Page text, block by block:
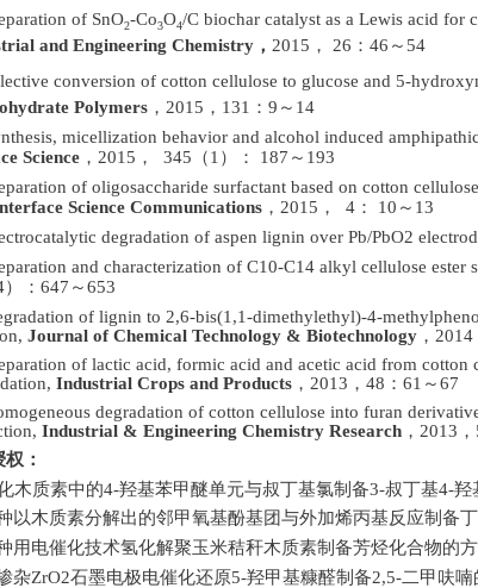
of SnO2-Co3O4/C biochar catalyst as a Lewis acid
and Engineering Chemistry ， 2015 ， 26 ： 46 ～ 54
conversion of cotton cellulose to glucose and 5-
Polymers ， 2015 ， 131 ： 9 ～ 14
micellization behavior and alcohol induced
Science ， 2015 ， 345 （1 ）： 187 ～ 193
of oligosaccharide surfactant based on cotton
Science Communications ， 2015 ， 4 ： 10 ～ 13
degradation of aspen lignin over Pb/PbO2
and characterization of C10-C14 alkyl cellulose ester
）： 647 ～653
of lignin to 2,6-bis(1,1-dimethylethyl)-4-
Journal of Chemical Technology & Biotechnology ， 2014
of lactic acid, formic acid and acetic acid from
Industrial Crops and Products ， 2013 ， 48 ： 61 ～67
degradation of cotton cellulose into furan
Industrial & Engineering Chemistry Research ， 2013 ，
：
木质素中的4-羟基苯甲醚单元与叔丁基氯制备3-叔丁基4-
以木质素分解出的邻甲氧基酚基团与外加烯丙基反应制备
用电催化技术氢化解聚玉米秸秆木质素制备芳烃化合物的
杂ZrO2石墨电极电催化还原5-羟甲基糠醛制备2,5-二甲呋喃